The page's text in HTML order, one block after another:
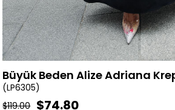
Büyük Beden Alize Adriana
(LP6305)
$119.00 $74.80